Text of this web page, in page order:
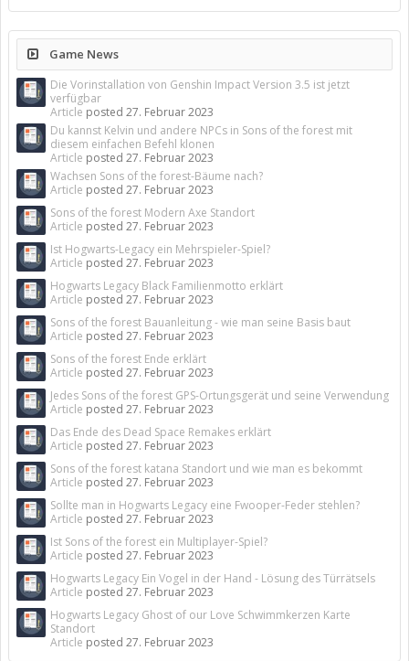
Game News
Die Vorinstallation von Genshin Impact Version 3.5 ist jetzt
verfügbar
Article posted 27. Februar 2023
Du kannst Kelvin und andere NPCs in Sons of the forest mit
diesem einfachen Befehl klonen
Article posted 27. Februar 2023
Wachsen Sons of the forest-Bäume nach?
Article posted 27. Februar 2023
Sons of the forest Modern Axe Standort
Article posted 27. Februar 2023
Ist Hogwarts-Legacy ein Mehrspieler-Spiel?
Article posted 27. Februar 2023
Hogwarts Legacy Black Familienmotto erklärt
Article posted 27. Februar 2023
Sons of the forest Bauanleitung - wie man seine Basis baut
Article posted 27. Februar 2023
Sons of the forest Ende erklärt
Article posted 27. Februar 2023
Jedes Sons of the forest GPS-Ortungsgerät und seine Verwendung
Article posted 27. Februar 2023
Das Ende des Dead Space Remakes erklärt
Article posted 27. Februar 2023
Sons of the forest katana Standort und wie man es bekommt
Article posted 27. Februar 2023
Sollte man in Hogwarts Legacy eine Fwooper-Feder stehlen?
Article posted 27. Februar 2023
Ist Sons of the forest ein Multiplayer-Spiel?
Article posted 27. Februar 2023
Hogwarts Legacy Ein Vogel in der Hand - Lösung des Türrätsels
Article posted 27. Februar 2023
Hogwarts Legacy Ghost of our Love Schwimmkerzen Karte
Standort
Article posted 27. Februar 2023